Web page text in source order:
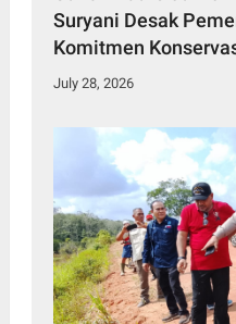
Suryani Desak
Komitmen
July 28, 2026